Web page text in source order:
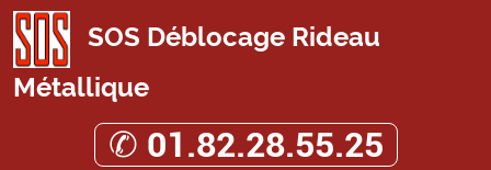
SOS Déblocage Rideau
Métallique
✆ 01.82.28.55.25